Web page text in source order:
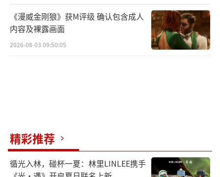
《漫威金刚狼》获M评级 确认包含成人
内容及裸露画面
2026-08-03 09:50:05
精彩推荐
循光入林，碰杯一夏：林里LINLEE携手